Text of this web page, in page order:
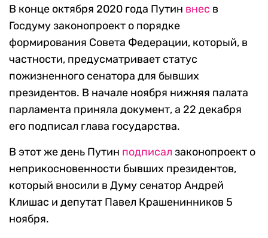
В конце октября 2020 года Путин внес в
Госдуму законопроект о порядке
формирования Совета Федерации, который, в
частности, предусматривает статус
пожизненного сенатора для бывших
президентов. В начале ноября нижняя палата
парламента приняла документ, а 22 декабря
его подписал глава государства.
В этот же день Путин подписал законопроект о
неприкосновенности бывших президентов,
который вносили в Думу сенатор Андрей
Клишас и депутат Павел Крашенинников 5
ноября.